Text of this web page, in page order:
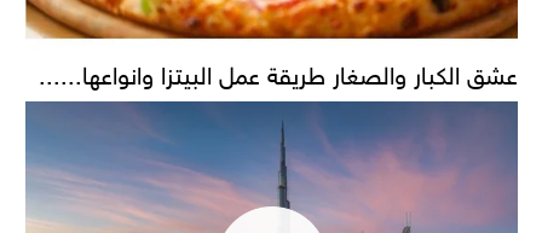
عشق الكبار والصغار طريقة عمل البيتزا وانواعها......